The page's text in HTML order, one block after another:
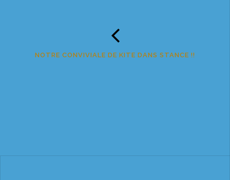
NOTRE CONVIVIALE DE KITE DANS STANCE !!